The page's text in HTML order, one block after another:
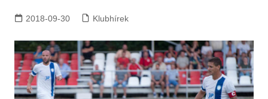
2018-09-30 Klubhírek